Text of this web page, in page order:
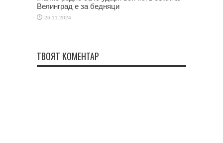
Велинград е за бедняци
26.11.2024
ТВОЯТ КОМЕНТАР